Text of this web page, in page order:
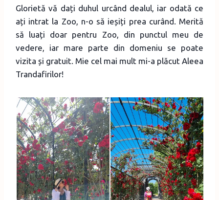
Glorietă vă dați duhul urcând dealul, iar odată ce
ați intrat la Zoo, n-o să ieșiți prea curând. Merită
să luați doar pentru Zoo, din punctul meu de
vedere, iar mare parte din domeniu se poate
vizita și gratuit. Mie cel mai mult mi-a plăcut Aleea
Trandafirilor!